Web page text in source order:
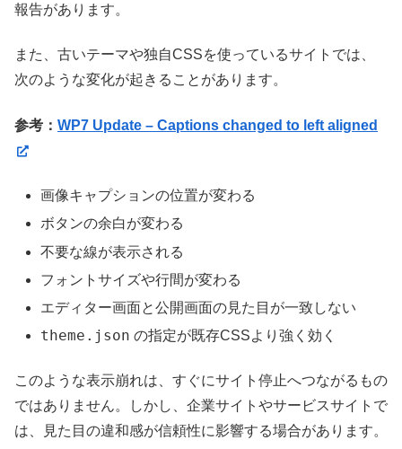
報告があります。
また、古いテーマや独自CSSを使っているサイトでは、
次のような変化が起きることがあります。
参考： WP7 Update – Captions changed to left aligned
画像キャプションの位置が変わる
ボタンの余白が変わる
不要な線が表示される
フォントサイズや行間が変わる
エディター画面と公開画面の見た目が一致しない
theme.json の指定が既存CSSより強く効く
このような表示崩れは、すぐにサイト停止へつながるもの
ではありません。しかし、企業サイトやサービスサイトで
は、見た目の違和感が信頼性に影響する場合があります。